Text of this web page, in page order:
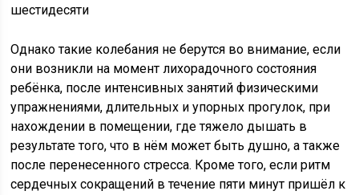
шестидесяти
Однако такие колебания не берутся во внимание, если
они возникли на момент лихорадочного состояния
ребёнка, после интенсивных занятий физическими
упражнениями, длительных и упорных прогулок, при
нахождении в помещении, где тяжело дышать в
результате того, что в нём может быть душно, а также
после перенесенного стресса. Кроме того, если ритм
сердечных сокращений в течение пяти минут пришёл к